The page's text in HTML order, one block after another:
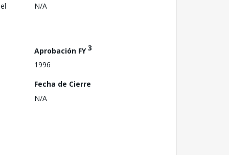
N/A
Aprobación FY3
1996
Fecha de Cierre
N/A